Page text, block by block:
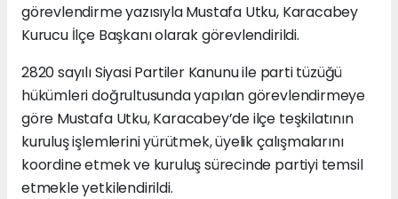
görevlendirme yazısıyla Mustafa Utku, Karacabey
Kurucu İlçe Başkanı olarak görevlendirildi.
2820 sayılı Siyasi Partiler Kanunu ile parti tüzüğü
hükümleri doğrultusunda yapılan görevlendirmeye
göre Mustafa Utku, Karacabey’de ilçe teşkilatının
kuruluş işlemlerini yürütmek, üyelik çalışmalarını
koordine etmek ve kuruluş sürecinde partiyi temsil
etmekle yetkilendirildi.